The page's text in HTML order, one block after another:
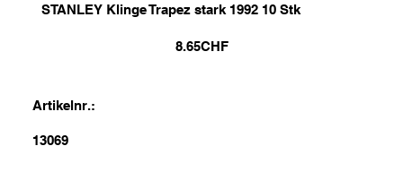
STANLEY Klinge Trapez stark 1992 10 Stk
8.65CHF
Artikelnr.:
13069